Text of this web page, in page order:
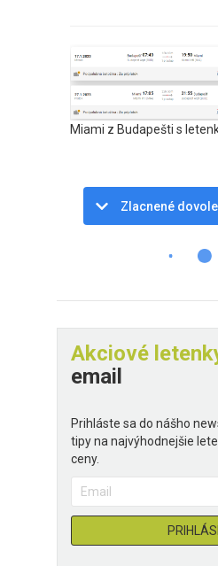
Miami z Budapešti s
Zlacnené
Akciové
email
Prihláste sa do nášho
tipy na najvýhodnejšie
ceny.